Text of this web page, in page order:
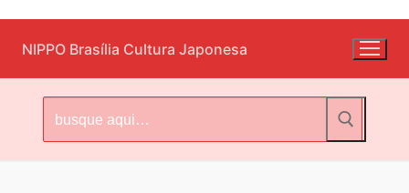
para
o
conteúdo
NIPPO Brasília Cultura Japonesa
por: